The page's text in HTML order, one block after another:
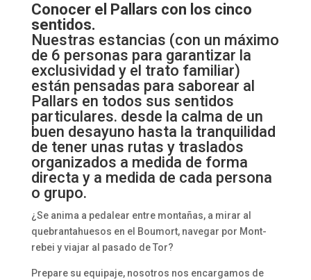
Conocer el Pallars con los cinco
sentidos.
Nuestras estancias (con un máximo
de 6 personas para garantizar la
exclusividad y el trato familiar)
están pensadas para saborear al
Pallars en todos sus sentidos
particulares. desde la calma de un
buen desayuno hasta la tranquilidad
de tener unas rutas y traslados
organizados a medida de forma
directa y a medida de cada persona
o grupo.
¿Se anima a pedalear entre montañas, a mirar al
quebrantahuesos en el Boumort, navegar por Mont-
rebei y viajar al pasado de Tor?
Prepare su equipaje, nosotros nos encargamos de